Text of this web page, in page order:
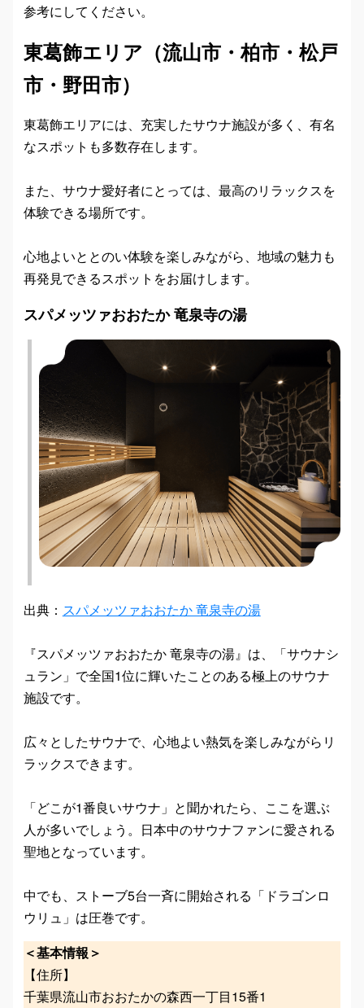
参考にしてください。
東葛飾エリア（流山市・柏市・松戸
市・野田市）
東葛飾エリアには、充実したサウナ施設が多く、有名
なスポットも多数存在します。
また、サウナ愛好者にとっては、最高のリラックスを
体験できる場所です。
心地よいととのい体験を楽しみながら、地域の魅力も
再発見できるスポットをお届けします。
スパメッツァおおたか 竜泉寺の湯
出典： スパメッツァおおたか 竜泉寺の湯
『スパメッツァおおたか 竜泉寺の湯』は、「サウナシ
ュラン」で全国1位に輝いたことのある極上のサウナ
施設です。
広々としたサウナで、心地よい熱気を楽しみながらリ
ラックスできます。
「どこが1番良いサウナ」と聞かれたら、ここを選ぶ
人が多いでしょう。日本中のサウナファンに愛される
聖地となっています。
中でも、ストーブ5台一斉に開始される「ドラゴンロ
ウリュ」は圧巻です。
＜基本情報＞
【住所】
千葉県流山市おおたかの森西一丁目15番1